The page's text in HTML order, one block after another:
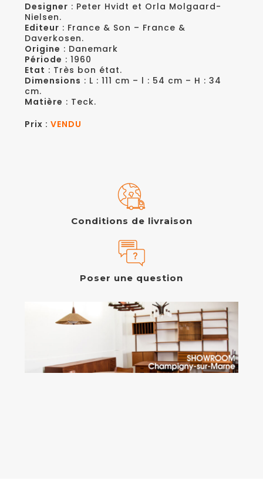
Designer : Peter Hvidt et Orla Molgaard-
Nielsen.
Editeur : France & Son – France &
Daverkosen.
Origine : Danemark
Période : 1960
Etat : Très bon état.
Dimensions : L : 111 cm – l : 54 cm – H : 34
cm.
Matière : Teck.
Prix :VENDU
Conditions de livraison
Poser une question